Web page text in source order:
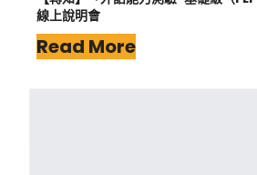
線上說明會
Read More